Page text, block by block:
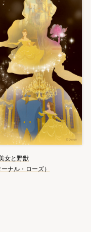
女と野獣
ナル・ローズ）